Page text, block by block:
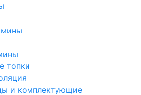
топки
и комплектующие